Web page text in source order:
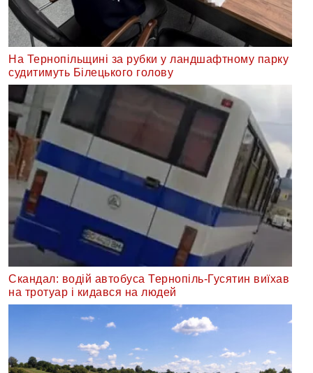
На Тернопільщині за рубки у ландшафтному парку
судитимуть Білецького голову
Скандал: водій автобуса Тернопіль-Гусятин виїхав
на тротуар і кидався на людей